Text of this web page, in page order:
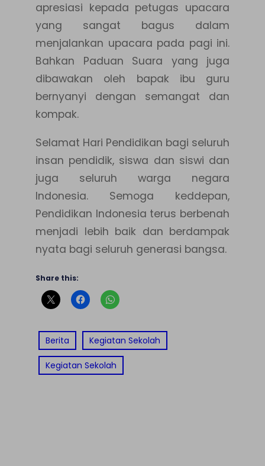
apresiasi kepada petugas upacara
yang sangat bagus dalam
menjalankan upacara pada pagi ini.
Bahkan Paduan Suara yang juga
dibawakan oleh bapak ibu guru
bernyanyi dengan semangat dan
kompak.
Selamat Hari Pendidikan bagi seluruh
insan pendidik, siswa dan siswi dan
juga seluruh warga negara
Indonesia. Semoga keddepan,
Pendidikan Indonesia terus berbenah
menjadi lebih baik dan berdampak
nyata bagi seluruh generasi bangsa.
Share this:
Berita Kegiatan Sekolah
Kegiatan Sekolah